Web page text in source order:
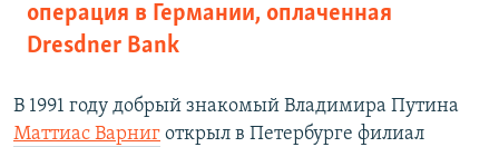
операция в Германии, оплаченная
Dresdner Bank
В 1991 году добрый знакомый Владимира Путина
Маттиас Варниг открыл в Петербурге филиал